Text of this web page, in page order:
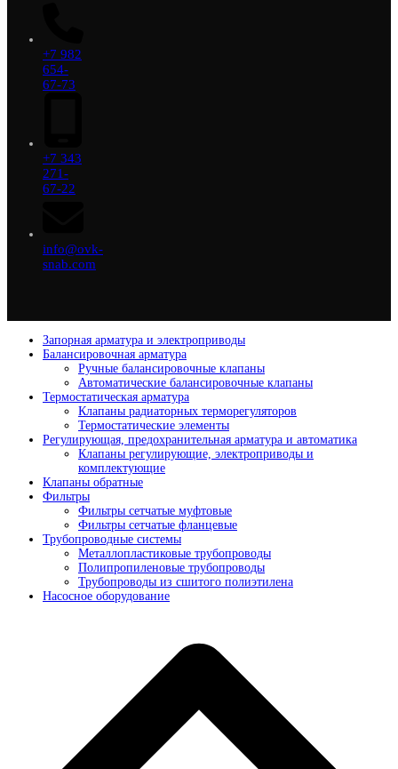
+7 982
654-
67-73
+7 343
271-
67-22
info@ovk-
snab.com
Запорная арматура и электроприводы
Балансировочная арматура
Ручные балансировочные клапаны
Автоматические балансировочные клапаны
Термостатическая арматура
Клапаны радиаторных терморегуляторов
Термостатические элементы
Регулирующая, предохранительная арматура и автоматика
Клапаны регулирующие, электроприводы и
комплектующие
Клапаны обратные
Фильтры
Фильтры сетчатые муфтовые
Фильтры сетчатые фланцевые
Трубопроводные системы
Металлопластиковые трубопроводы
Полипропиленовые трубопроводы
Трубопроводы из сшитого полиэтилена
Насосное оборудование